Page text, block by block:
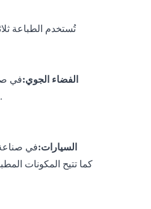
تُستخدم الطباعة
1. الفضاء الجوي:في
يُمكّن هذا النظام المصنّعين من ابتكار مكونات خفيفة الوزن ولكنها قوية، مثل شفرات التوربينات والهياكل.
2. السيارات:في صناعة
كما تتيح المكونات